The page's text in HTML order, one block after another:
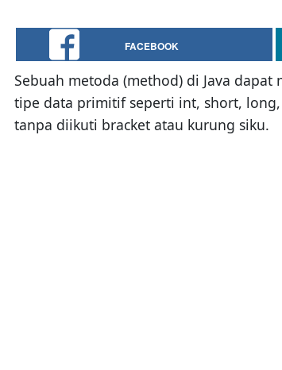
FACEBOOK
Sebuah metoda (method) di Java
tipe data primitif seperti int, short,
tanpa diikuti bracket atau kurung siku.